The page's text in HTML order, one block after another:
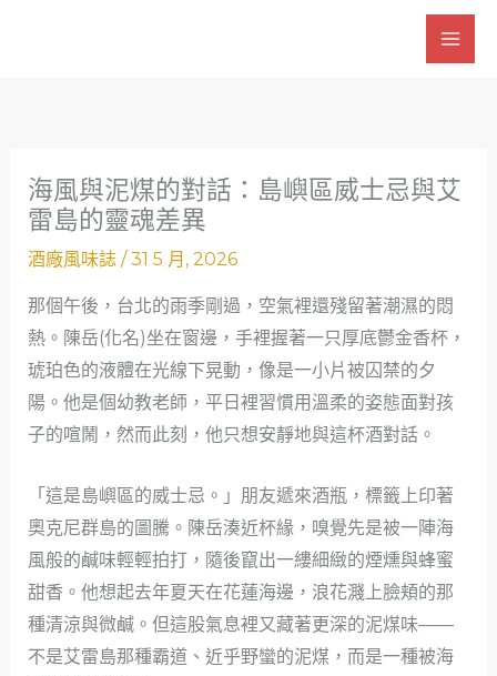
海風與泥煤的對話：島嶼區威士忌與艾
雷島的靈魂差異
酒廠風味誌/31 5 月, 2026
那個午後，台北的雨季剛過，空氣裡還殘留著潮濕的悶
熱。陳岳(化名)坐在窗邊，手裡握著一只厚底鬱金香杯，
琥珀色的液體在光線下晃動，像是一小片被囚禁的夕
陽。他是個幼教老師，平日裡習慣用溫柔的姿態面對孩
子的喧鬧，然而此刻，他只想安靜地與這杯酒對話。
「這是島嶼區的威士忌。」朋友遞來酒瓶，標籤上印著
奧克尼群島的圖騰。陳岳湊近杯緣，嗅覺先是被一陣海
風般的鹹味輕輕拍打，隨後竄出一縷細緻的煙燻與蜂蜜
甜香。他想起去年夏天在花蓮海邊，浪花濺上臉頬的那
種清涼與微鹹。但這股氣息裡又藏著更深的泥煤味——
不是艾雷島那種霸道、近乎野蠻的泥煤，而是一種被海